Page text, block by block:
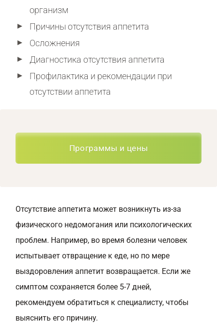
организм
Причины отсутствия аппетита
Осложнения
Диагностика отсутствия аппетита
Профилактика и рекомендации при
отсутствии аппетита
Программы и цены
Отсутствие аппетита может возникнуть из-за
физического недомогания или психологических
проблем. Например, во время болезни человек
испытывает отвращение к еде, но по мере
выздоровления аппетит возвращается. Если же
симптом сохраняется более 5-7 дней,
рекомендуем обратиться к специалисту, чтобы
выяснить его причину.